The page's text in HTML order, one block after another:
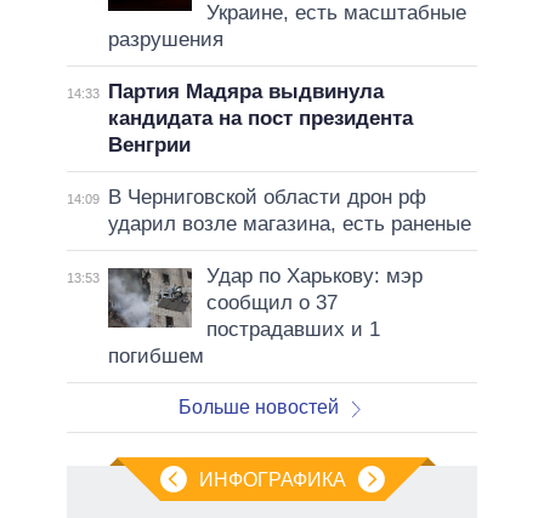
Украине, есть масштабные
разрушения
14:33
Партия Мадяра выдвинула
кандидата на пост президента
Венгрии
14:09
В Черниговской области дрон рф
ударил возле магазина, есть раненые
13:53
Удар по Харькову: мэр
сообщил о 37
пострадавших и 1
погибшем
Больше новостей
ИНФОГРАФИКА